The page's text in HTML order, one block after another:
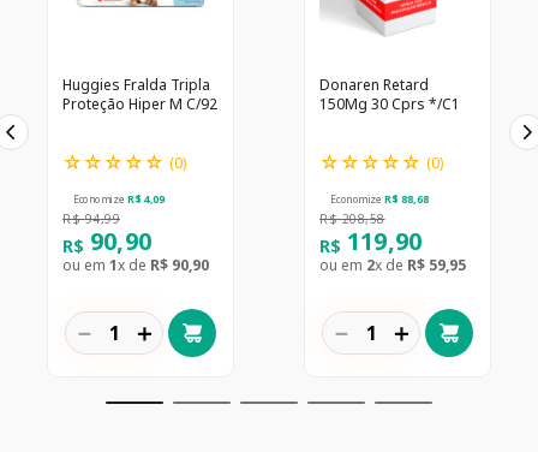
Huggies Fralda Tripla
Proteção Hiper M C/92
☆☆☆☆☆ (0)
Economize R$ 4,09
R$ 94,99
R$ 90,90
ou em 1x de R$ 90,90
＋
－
Donaren Retard
150Mg 30 Cprs */C1
☆☆☆☆☆ (0)
Economize R$ 88,68
R$ 208,58
R$ 119,90
ou em 2x de R$ 59,95
＋
－